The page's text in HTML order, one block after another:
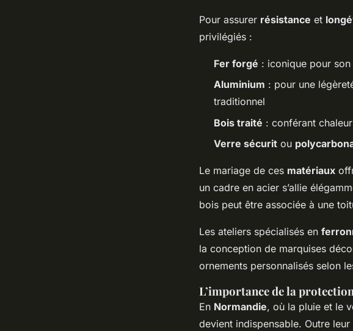
Pour assurer résistance et
privilégiés :
Fer forgé : iconique pour
Aluminium : pour une
traditionnel
Bois traité : conférant
Verre sécurit ou
Le mariage de ces matériaux
un cadre en acier s’allie
bois peut être associée à une
Les ateliers spécialisés en
la conception de marquises
ornements personnalisés selon
L’importance de la
En Normandie, où la pluie et le
devient indispensable. Outre